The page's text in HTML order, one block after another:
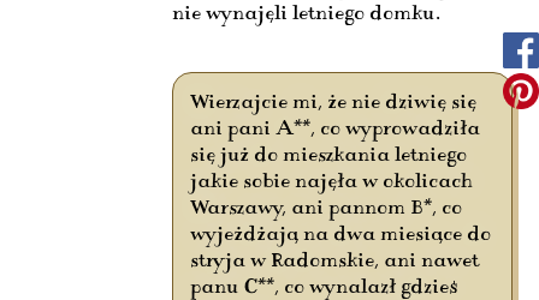
nie wynajęli letniego domku.
Wierzajcie mi, że nie dziwię się
ani pani A**, co wyprowadziła
się już do mieszkania letniego
jakie sobie najęła w okolicach
Warszawy, ani pannom B*, co
wyjeżdżają na dwa miesiące do
stryja w Radomskie, ani nawet
panu C**, co wynalazł gdzieś